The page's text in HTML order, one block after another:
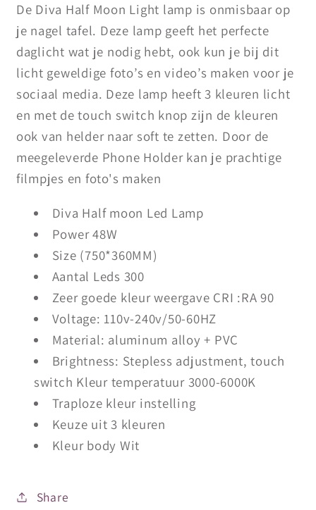
telefoonhoudertelefoonhouder
De Diva Half Moon Light lamp is onmisbaar op
je nagel tafel. Deze lamp geeft het perfecte
daglicht wat je nodig hebt, ook kun je bij dit
licht geweldige foto’s en video’s maken voor je
sociaal media. Deze lamp heeft 3 kleuren licht
en met de touch switch knop zijn de kleuren
ook van helder naar soft te zetten. Door de
meegeleverde Phone Holder kan je prachtige
filmpjes en foto's maken
Diva Half moon Led Lamp
Power 48W
Size (750*360MM)
Aantal Leds 300
Zeer goede kleur weergave CRI :RA 90
Voltage: 110v-240v/50-60HZ
Material: aluminum alloy + PVC
Brightness: Stepless adjustment, touch
switch Kleur temperatuur 3000-6000K
Traploze kleur instelling
Keuze uit 3 kleuren
Kleur body Wit
Share